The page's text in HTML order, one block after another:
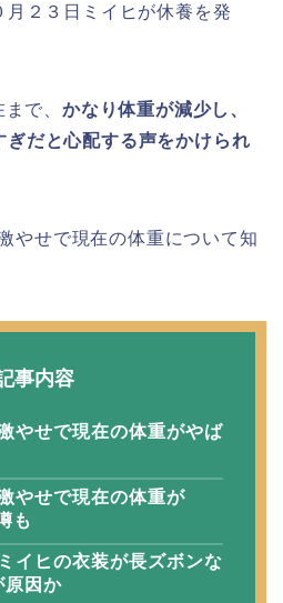
２３日ミイヒが休養を発
で、 かなり体重が減少し、
だと心配する声をかけられ
やせで現在の体重について知
事内容
やせで現在の体重がやば
やせで現在の体重が
も
イヒの衣装が長ズボンな
原因か